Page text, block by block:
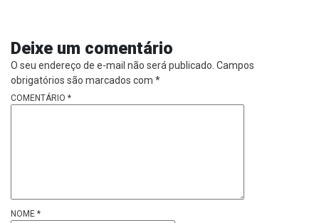
Deixe um comentário
O seu endereço de e-mail não será publicado. Campos
obrigatórios são marcados com *
COMENTÁRIO *
NOME *